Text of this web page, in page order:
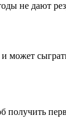
не дают
может
получить